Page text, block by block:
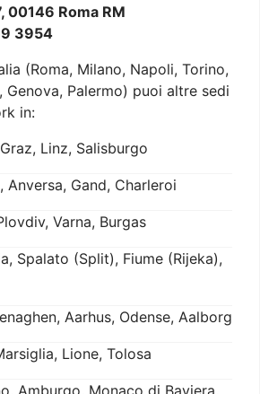
00146 Roma RM
3954
(Roma, Milano, Napoli, Torino,
Genova, Palermo) puoi altre sedi
in:
Linz, Salisburgo
Anversa, Gand, Charleroi
Varna, Burgas
Spalato (Split), Fiume (Rijeka),
Aarhus, Odense, Aalborg
Lione, Tolosa
Amburgo, Monaco di Baviera,